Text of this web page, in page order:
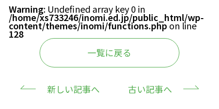
お問い合わせ
Warning: Undefined array key 0 in
/home/xs733246/inomi.ed.jp/public_html/wp-
content/themes/inomi/functions.phpon line
128
新しい記事へ
一覧に戻る
古い記事へ